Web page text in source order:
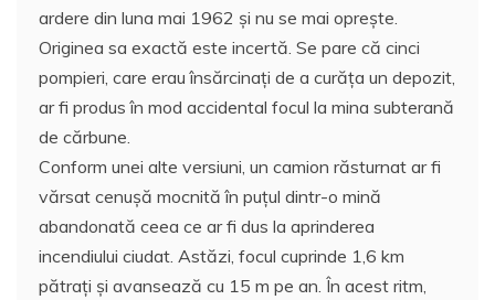
ardere din luna mai 1962 şi nu se mai oprește.
Originea sa exactă este incertă. Se pare că cinci
pompieri, care erau însărcinaţi de a curăţa un depozit,
ar fi produs în mod accidental focul la mina subterană
de cărbune.
Conform unei alte versiuni, un camion răsturnat ar fi
vărsat cenușă mocnită în puțul dintr-o mină
abandonată ceea ce ar fi dus la aprinderea
incendiului ciudat. Astăzi, focul cuprinde 1,6 km
pătraţi şi avansează cu 15 m pe an. În acest ritm,